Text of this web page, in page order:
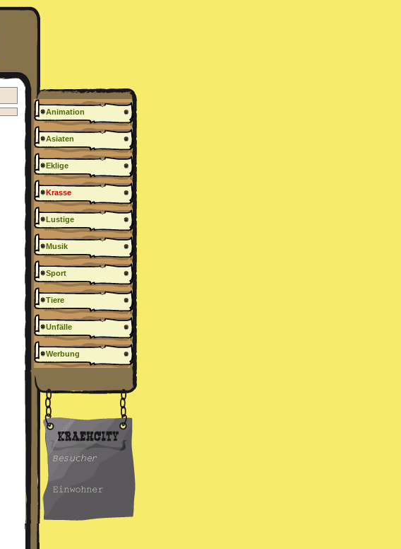
Animation
Asiaten
Eklige
Krasse
Lustige
Musik
Sport
Tiere
Unfälle
Werbung